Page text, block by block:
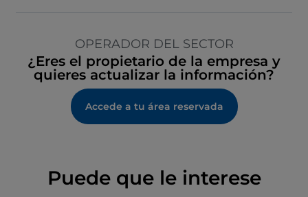
OPERADOR DEL SECTOR
¿Eres el propietario de la empresa y
quieres actualizar la información?
Accede a tu área reservada
Puede que le interese